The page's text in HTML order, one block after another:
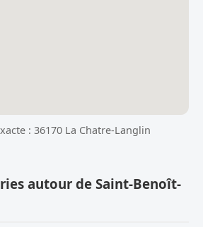
: 36170 La Chatre-Langlin
autour de Saint-Benoît-